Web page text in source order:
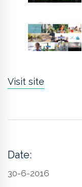
Visit site
Date:
30-6-2016